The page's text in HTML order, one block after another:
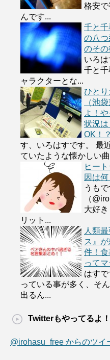
格安
んです...
千と千
の八つ
のそ
いろは
千と
ャラクターとな...
ひと
（池
よ！
状況
OK！
す、いろはすです。 最
ていたような懐かしい
ヒー
因は
うも
（
大好
リット...
人類
ス』
件！
って
はす
っている事が多く、そ
出るん...
Twitterもやってるよ！
@irohasu_free からのツイ